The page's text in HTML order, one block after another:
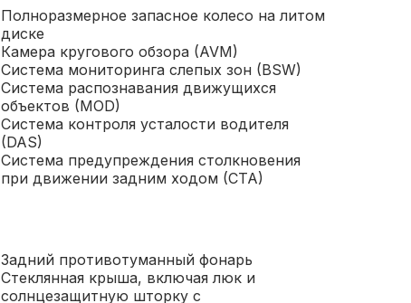
Полноразмерное запасное колесо на литом
диске
Камера кругового обзора (AVM)
Система мониторинга слепых зон (BSW)
Система распознавания движущихся
объектов (MOD)
Система контроля усталости водителя
(DAS)
Система предупреждения столкновения
при движении задним ходом (CTA)
Задний противотуманный фонарь
Стеклянная крыша, включая люк и
солнцезащитную шторку с